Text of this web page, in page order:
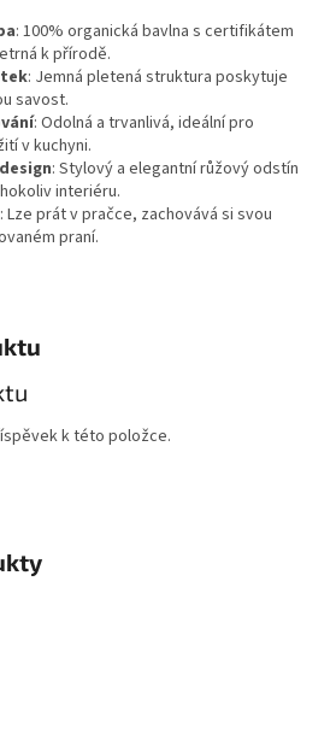
: 100% organická bavlna s certifikátem
k přírodě.
: Jemná pletená struktura poskytuje
savost.
: Odolná a trvanlivá, ideální pro
v kuchyni.
: Stylový a elegantní růžový odstín
interiéru.
: Lze prát v pračce, zachovává si svou
praní.
k této položce.